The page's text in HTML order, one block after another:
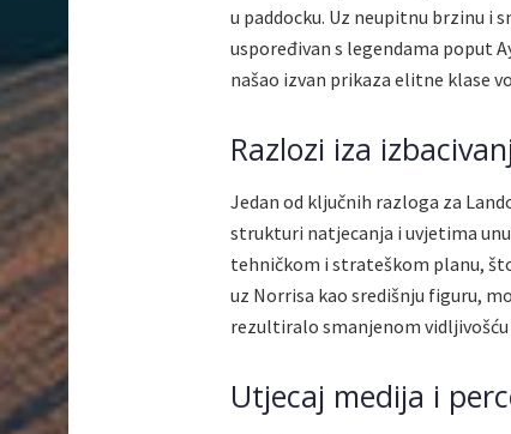
u paddocku. Uz neupitnu brzinu i
uspoređivan s legendama poput
našao izvan prikaza elitne klase
Razlozi iza
Jedan od ključnih razloga za
strukturi natjecanja i uvjetima
tehničkom i strateškom planu,
uz Norrisa kao središnju figuru,
rezultiralo smanjenom
Utjecaj medija i